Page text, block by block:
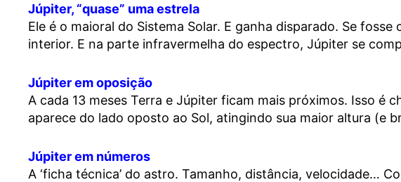
Júpiter, “quase” uma estrela
Ele é o maioral do Sistema Solar. E ganha disparado. Se
interior. E na parte infravermelha do espectro, Júpiter se
Júpiter em oposição
A cada 13 meses Terra e Júpiter ficam mais próximos. Isso é
aparece do lado oposto ao Sol, atingindo sua maior altura (e
Júpiter em números
A ‘ficha técnica’ do astro. Tamanho, distância, velocidade…